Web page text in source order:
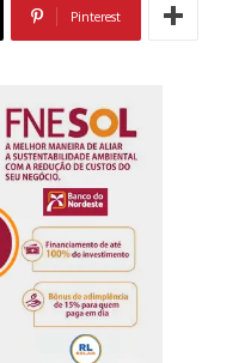
Pinterest